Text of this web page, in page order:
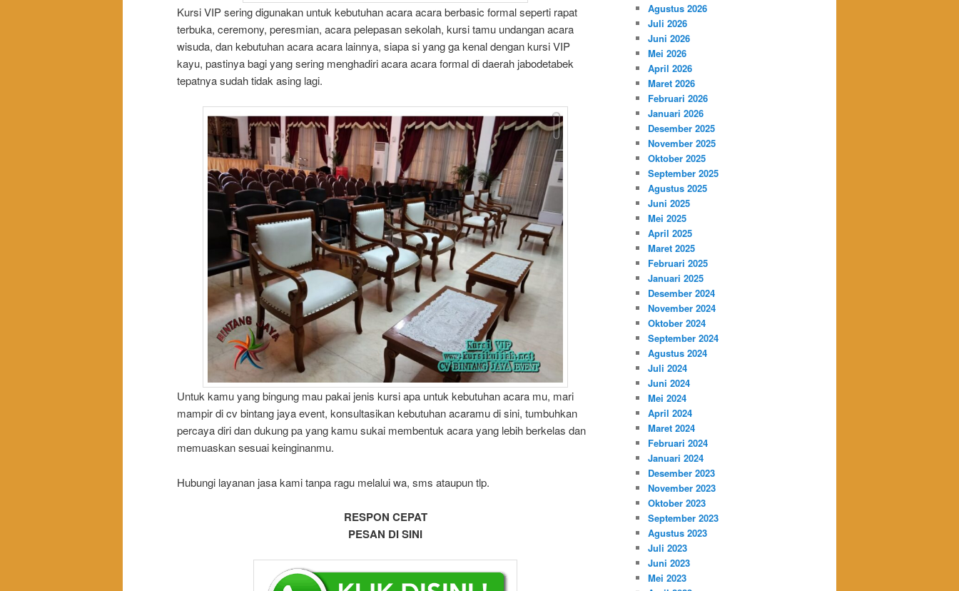
Kursi VIP sering digunakan untuk kebutuhan acara acara berbasic formal seperti rapat
terbuka, ceremony, peresmian, acara pelepasan sekolah, kursi tamu undangan acara
wisuda, dan kebutuhan acara acara lainnya, siapa si yang ga kenal dengan kursi VIP
kayu, pastinya bagi yang sering menghadiri acara acara formal di daerah jabodetabek
tepatnya sudah tidak asing lagi.
Untuk kamu yang bingung mau pakai jenis kursi apa untuk kebutuhan acara mu, mari
mampir di cv bintang jaya event, konsultasikan kebutuhan acaramu di sini, tumbuhkan
percaya diri dan dukung pa yang kamu sukai membentuk acara yang lebih berkelas dan
memuaskan sesuai keinginanmu.
Hubungi layanan jasa kami tanpa ragu melalui wa, sms ataupun tlp.
RESPON CEPAT
PESAN DI SINI
Agustus 2026
Juli 2026
Juni 2026
Mei 2026
April 2026
Maret 2026
Februari 2026
Januari 2026
Desember 2025
November 2025
Oktober 2025
September 2025
Agustus 2025
Juni 2025
Mei 2025
April 2025
Maret 2025
Februari 2025
Januari 2025
Desember 2024
November 2024
Oktober 2024
September 2024
Agustus 2024
Juli 2024
Juni 2024
Mei 2024
April 2024
Maret 2024
Februari 2024
Januari 2024
Desember 2023
November 2023
Oktober 2023
September 2023
Agustus 2023
Juli 2023
Juni 2023
Mei 2023